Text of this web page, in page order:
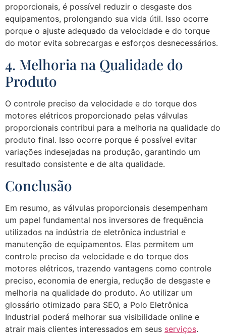
proporcionais, é possível reduzir o desgaste dos
equipamentos, prolongando sua vida útil. Isso ocorre
porque o ajuste adequado da velocidade e do torque
do motor evita sobrecargas e esforços desnecessários.
4. Melhoria na Qualidade do
Produto
O controle preciso da velocidade e do torque dos
motores elétricos proporcionado pelas válvulas
proporcionais contribui para a melhoria na qualidade do
produto final. Isso ocorre porque é possível evitar
variações indesejadas na produção, garantindo um
resultado consistente e de alta qualidade.
Conclusão
Em resumo, as válvulas proporcionais desempenham
um papel fundamental nos inversores de frequência
utilizados na indústria de eletrônica industrial e
manutenção de equipamentos. Elas permitem um
controle preciso da velocidade e do torque dos
motores elétricos, trazendo vantagens como controle
preciso, economia de energia, redução de desgaste e
melhoria na qualidade do produto. Ao utilizar um
glossário otimizado para SEO, a Polo Eletrônica
Industrial poderá melhorar sua visibilidade online e
atrair mais clientes interessados em seus serviços.